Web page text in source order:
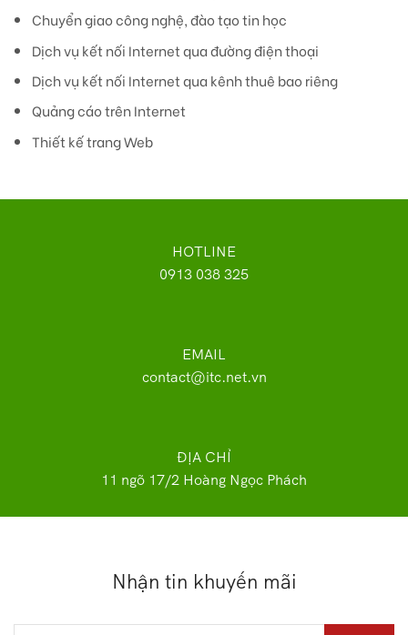
Chuyển giao công nghệ, đào tạo tin học
Dịch vụ kết nối Internet qua đường điện thoại
Dịch vụ kết nối Internet qua kênh thuê bao riêng
Quảng cáo trên Internet
Thiết kế trang Web
HOTLINE
0913 038 325
EMAIL
contact@itc.net.vn
ĐỊA CHỈ
11 ngõ 17/2 Hoàng Ngọc Phách
Nhận tin khuyến mãi